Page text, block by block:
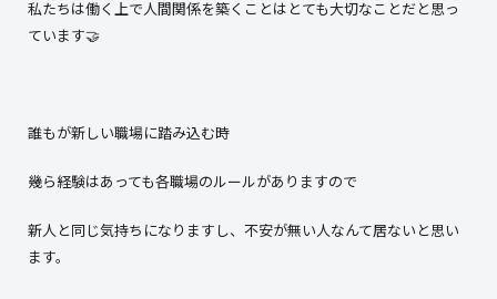
私たちは働く上で人間関係を築くことはとても大切なことだと思っ
ています🤝
誰もが新しい職場に踏み込む時
幾ら経験はあっても各職場のルールがありますので
新人と同じ気持ちになりますし、不安が無い人なんて居ないと思い
ます。